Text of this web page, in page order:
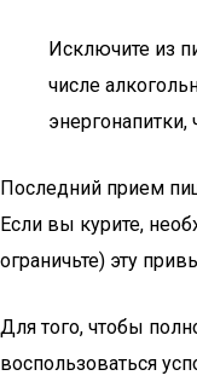
Исключите из
числе
энергонапитки,
Последний прием
Если вы курите,
ограничьте) эту
Для того, чтобы
воспользоваться